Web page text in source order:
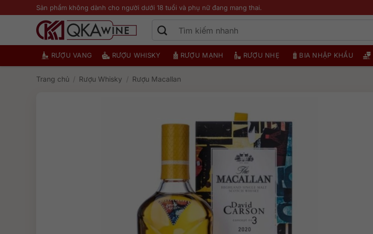
qua
Sản phẩm không dành cho người dưới 18 tuổi và phụ nữ đang mang thai.
RƯỢU VANG RƯỢU WHISKY RƯỢU MẠNH RƯỢU NHẸ BIA NHẬP KHẨU
Trang chủ / Rượu Whisky / Rượu Macallan